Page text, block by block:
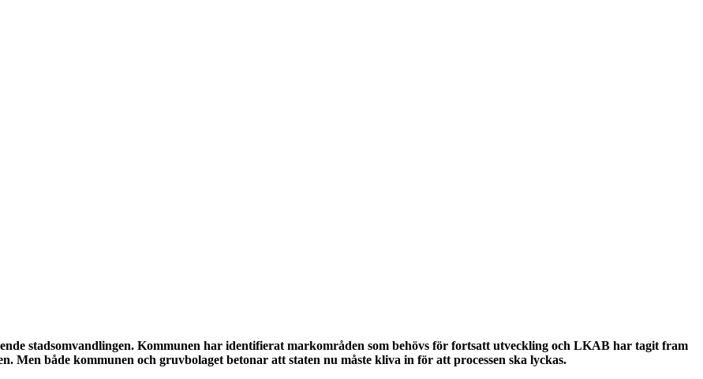
stadsomvandlingen. Kommunen har identifierat markområden som behövs för fortsatt utveckling och LKAB har tagit fram
Men både kommunen och gruvbolaget betonar att staten nu måste kliva in för att processen ska lyckas.